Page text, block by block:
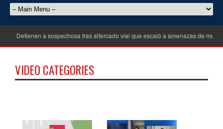
Detienen a sospechosa tras altercado vial que escaló a amenazas de
VIDEO CATEGORIES